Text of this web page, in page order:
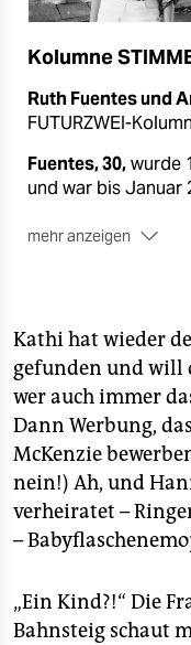
Kolumne
Ruth Fuentes und
FUTURZWEI-
Fuentes, 30,wurde
und war bis Januar
mehr anzeigen
Kathi hat wieder
gefunden und will
wer auch immer
Dann Werbung,
McKenzie
nein!) Ah, und
verheiratet –
–
„Ein Kind?!“ Die
Bahnsteig schaut